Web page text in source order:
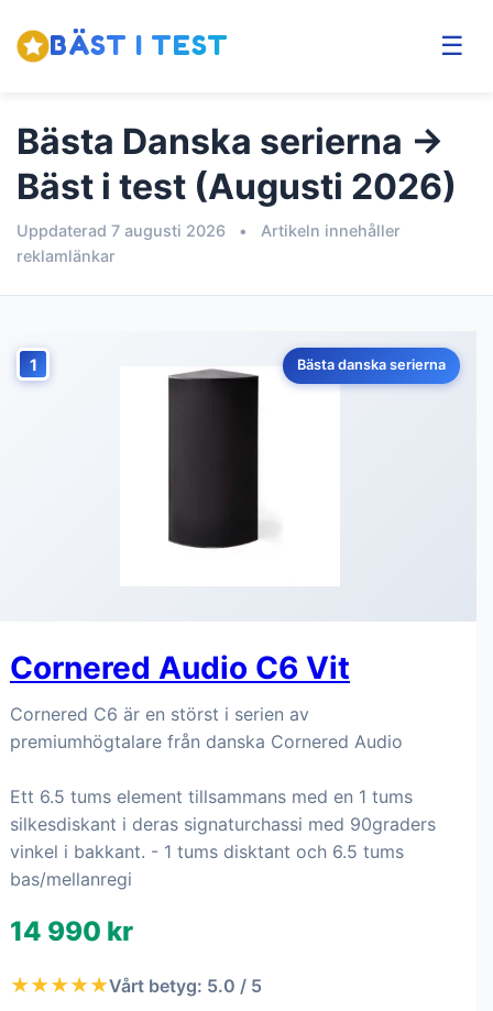
BÄST I TEST ☰
Bästa Danska serierna →
Bäst i test (Augusti 2026)
Uppdaterad 7 augusti 2026 •
Artikeln innehåller
reklamlänkar
1 Bästa danska serierna
Cornered Audio C6 Vit
Cornered C6 är en störst i serien av
premiumhögtalare från danska Cornered Audio
Ett 6.5 tums element tillsammans med en 1 tums
silkesdiskant i deras signaturchassi med 90graders
vinkel i bakkant. - 1 tums disktant och 6.5 tums
bas/mellanregi
14 990 kr
★★★★★Vårt betyg: 5.0 / 5